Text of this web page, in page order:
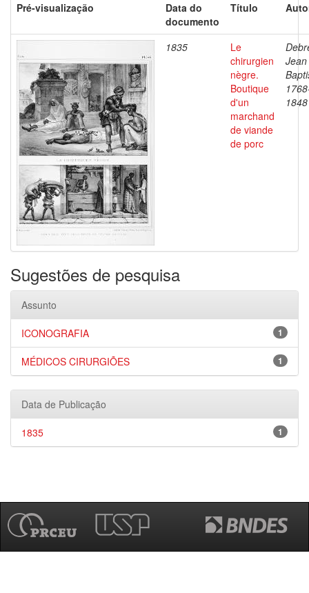
Pré-visualização
Data do
documento
Título
1835
Le
chirurgien
nègre.
Boutique
d'un
marchand
de viande
de porc
Jean
1848
Sugestões de pesquisa
Assunto
1
ICONOGRAFIA
1
MÉDICOS CIRURGIÕES
Data de Publicação
1
1835